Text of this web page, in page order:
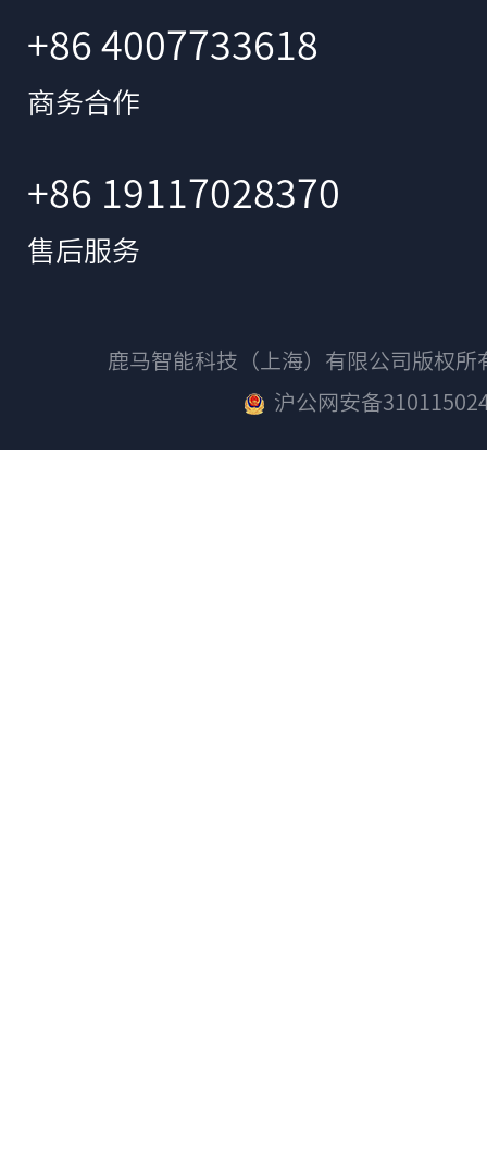
+86 4007733618
商务合作
+86 19117028370
售后服务
鹿马智能科技（上海）有限公司版权
沪公网安备